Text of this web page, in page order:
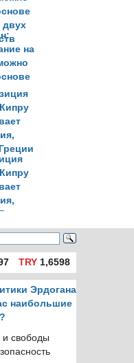
на
двух
TRY1,6598
Эрдогана
наибольшие
и свободы